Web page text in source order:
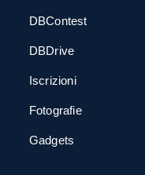
DBContest
DBDrive
Iscrizioni
Fotografie
Gadgets